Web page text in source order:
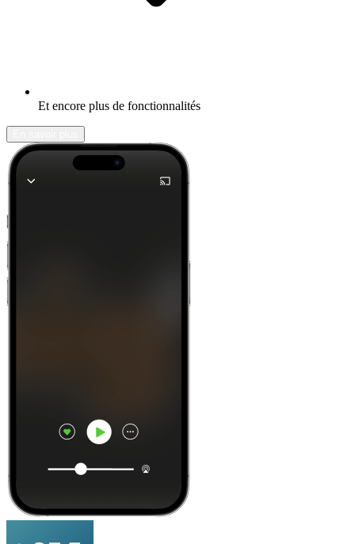
Et encore plus de fonctionnalités